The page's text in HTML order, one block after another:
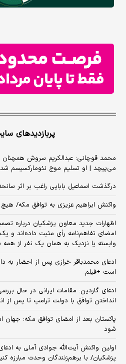
پربازدیدهای
محمد قوچانی: عبدالکریم سروش همچنان
می‌پیچد | او تسلیم موج نئومارکسیسم
درگذشت اسماعیل بابایی راغب بر اثر
واکنش ابراهیم عزیزی به توافق مکه/
امضای تفاهم‌نامه رأی مثبت داده‌اند و
وابسته یا نزدیک به همان یک نفر از همه
ادعای محمدباقر خرازی پس از احضار به
است +فیلم
ادعای گاردین: مقامات ایرانی در حال
انداختن توافق با دولت ترامپ تا پس از
پاکستان بعد از امضای توافق مکه: جهان
شود
اولین واکنش آیت‌الله جوادی آملی به
پزشکیان/ با برهم‌زنندگان وحدت مبارزه